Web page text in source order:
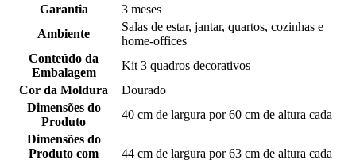
Garantia
3 meses
Ambiente
Salas de estar, jantar, quartos, cozinhas e
home-offices
Conteúdo da
Embalagem
Kit 3 quadros decorativos
Cor da Moldura
Dourado
Dimensões do
Produto
40 cm de largura por 60 cm de altura cada
Dimensões do
Produto com
44 cm de largura por 63 cm de altura cada